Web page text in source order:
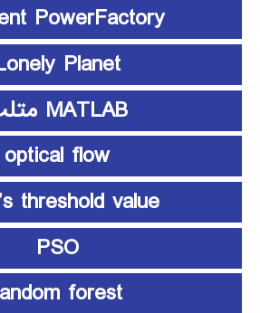
PowerFactory
Planet
MATLAB متلب
optical flow
threshold value
PSO
forest